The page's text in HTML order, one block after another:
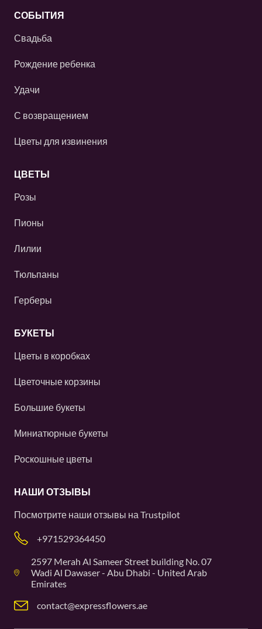
СОБЫТИЯ
Свадьба
Рождение ребенка
Удачи
С возвращением
Цветы для извинения
ЦВЕТЫ
Розы
Пионы
Лилии
Тюльпаны
Герберы
БУКЕТЫ
Цветы в коробках
Цветочные корзины
Большие букеты
Миниатюрные букеты
Роскошные цветы
НАШИ ОТЗЫВЫ
Посмотрите наши отзывы на Trustpilot
+971529364450
2597 Merah Al Sameer Street building No. 07
Wadi Al Dawaser - Abu Dhabi - United Arab
Emirates
contact@expressflowers.ae